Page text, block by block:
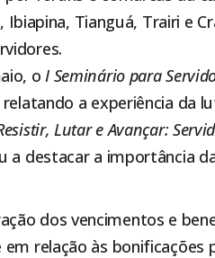
Ibiapina, Tianguá, Trairi e
o I Seminário para
a experiência da
Lutar e Avançar:
a destacar a importância
dos vencimentos e
em relação às bonificações